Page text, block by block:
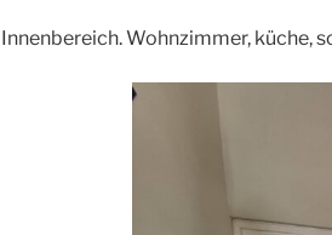
Innenbereich. Wohnzimmer, küche,